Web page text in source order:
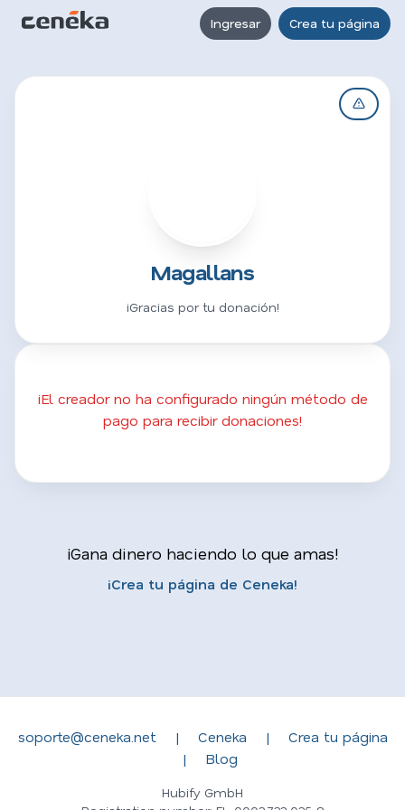
Ingresar Crea tu página
Magallans
¡Gracias por tu donación!
¡El creador no ha configurado ningún método de
pago para recibir donaciones!
¡Gana dinero haciendo lo que amas!
¡Crea tu página de Ceneka!
soporte@ceneka.net | Ceneka |
Crea tu página
|
Blog
Hubify GmbH